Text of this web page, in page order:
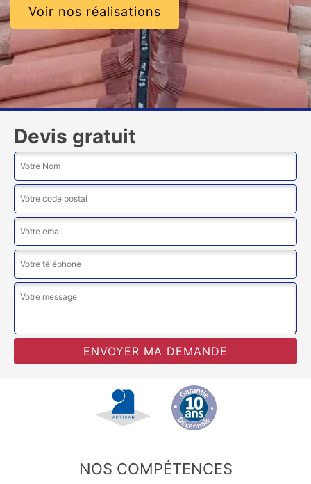
Voir nos réalisations
Devis gratuit
NOS COMPÉTENCES